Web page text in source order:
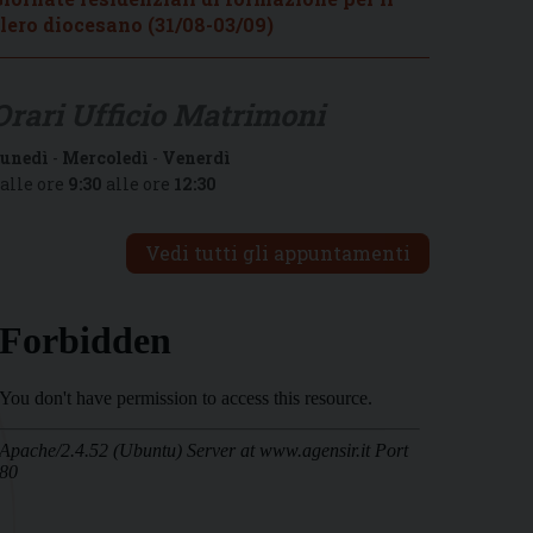
diocesano (31/08-03/09)
- Mercoledì - Venerdì
ore 9:30 alle ore 12:30
Vedi tutti gli appuntamenti